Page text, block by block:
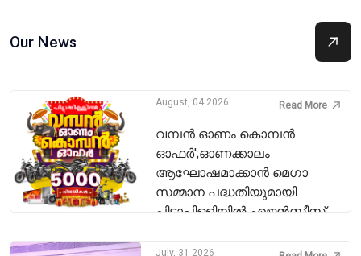
Our News
August, 04 2026 Read More
വമ്പൻ ഓണം കൊമ്പൻ
ഓഫർ';ഓണക്കാലം
ആഘോഷമാക്കാൻ മെഗാ
സമ്മാന പദ്ധതിയുമായി
പിട്ടാപ്പിള്ളിയിൽ ഏജൻസീസ്
July, 31 2026